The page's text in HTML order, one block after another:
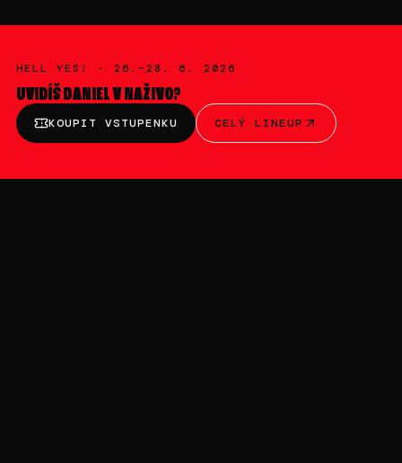
HELL YES! · 26.–28. 6. 2026
UVIDÍŠDANIEL VNAŽIVO?
KOUPIT VSTUPENKU CELÝ LINEUP